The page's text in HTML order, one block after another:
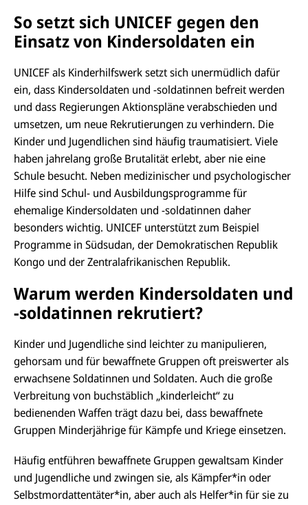
So setzt sich UNICEF gegen den
Einsatz von Kindersoldaten ein
UNICEF als Kinderhilfswerk setzt sich unermüdlich dafür
ein, dass Kindersoldaten und -soldatinnen befreit werden
und dass Regierungen Aktionspläne verabschieden und
umsetzen, um neue Rekrutierungen zu verhindern. Die
Kinder und Jugendlichen sind häufig traumatisiert. Viele
haben jahrelang große Brutalität erlebt, aber nie eine
Schule besucht. Neben medizinischer und psychologischer
Hilfe sind Schul- und Ausbildungsprogramme für
ehemalige Kindersoldaten und -soldatinnen daher
besonders wichtig. UNICEF unterstützt zum Beispiel
Programme in Südsudan, der Demokratischen Republik
Kongo und der Zentralafrikanischen Republik.
Warum werden Kindersoldaten und
-soldatinnen rekrutiert?
Kinder und Jugendliche sind leichter zu manipulieren,
gehorsam und für bewaffnete Gruppen oft preiswerter als
erwachsene Soldatinnen und Soldaten. Auch die große
Verbreitung von buchstäblich „kinderleicht“ zu
bedienenden Waffen trägt dazu bei, dass bewaffnete
Gruppen Minderjährige für Kämpfe und Kriege einsetzen.
Häufig entführen bewaffnete Gruppen gewaltsam Kinder
und Jugendliche und zwingen sie, als Kämpfer*in oder
Selbstmordattentäter*in, aber auch als Helfer*in für sie zu